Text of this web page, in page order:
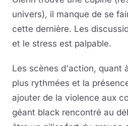
univers), il manque de se
cette dernière. Les
et le stress est palpable.
Les scènes d'action, quant
plus rythmées et la
ajouter de la violence aux
géant black rencontré au